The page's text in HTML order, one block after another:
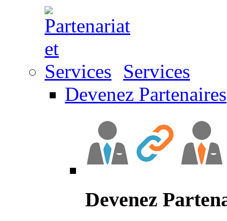
Services
Devenez Partenaires
Devenez